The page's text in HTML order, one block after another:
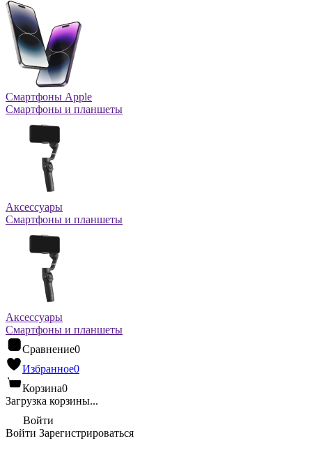
Смартфоны Apple
Смартфоны и планшеты
Аксессуары
Смартфоны и планшеты
Аксессуары
Смартфоны и планшеты
Сравнение0
Избранное0
Корзина0
Загрузка корзины...
Войти
Войти Зарегистрироваться